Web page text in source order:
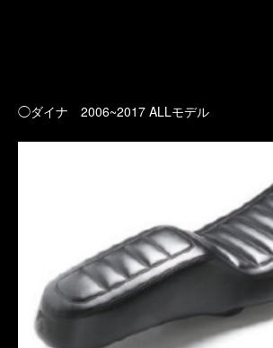
◯ダイナ 2006~2017 ALLモデル